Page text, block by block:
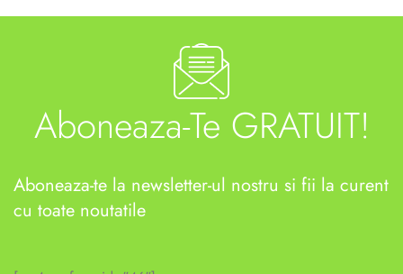
Aboneaza-Te GRATUIT!
Aboneaza-te la newsletter-ul nostru si fii la curent
cu toate noutatile